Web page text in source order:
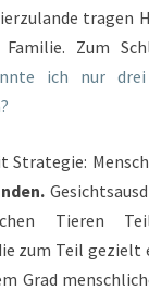
tragen
Zum
ich nur drei
Strategie:
Tieren
zum Teil gezielt
Grad